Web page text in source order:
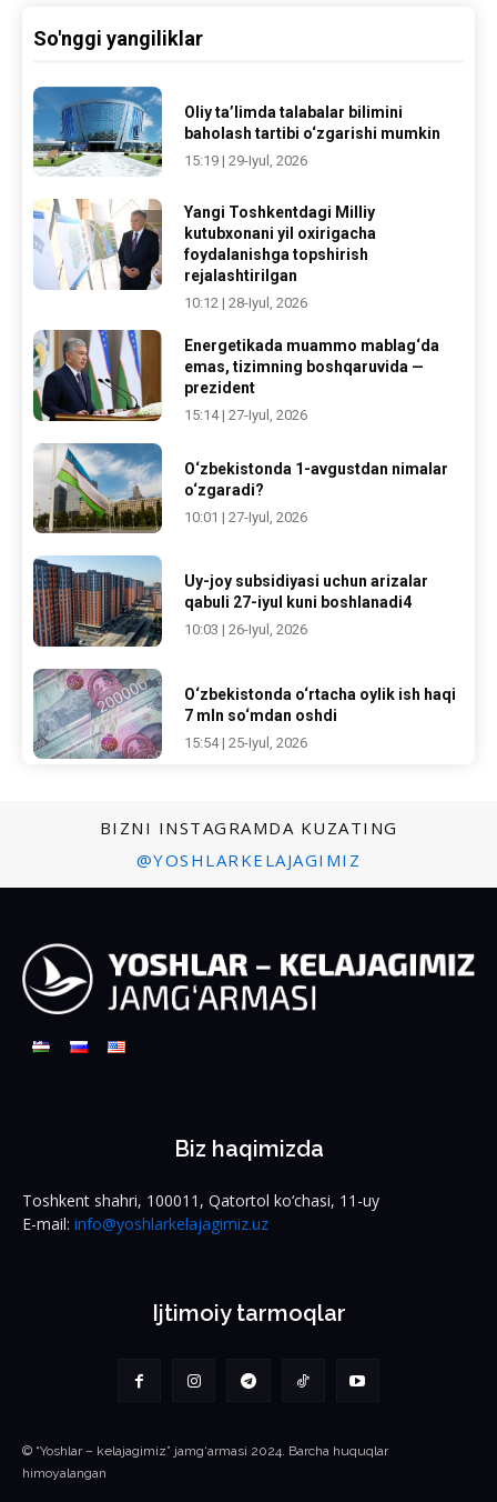
So'nggi yangiliklar
Oliy ta’limda talabalar bilimini
baholash tartibi o‘zgarishi mumkin
15:19 | 29-Iyul, 2026
Yangi Toshkentdagi Milliy
kutubxonani yil oxirigacha
foydalanishga topshirish
rejalashtirilgan
10:12 | 28-Iyul, 2026
Energetikada muammo mablag‘da
emas, tizimning boshqaruvida —
prezident
15:14 | 27-Iyul, 2026
O‘zbekistonda 1-avgustdan nimalar
o‘zgaradi?
10:01 | 27-Iyul, 2026
Uy-joy subsidiyasi uchun arizalar
qabuli 27-iyul kuni boshlanadi4
10:03 | 26-Iyul, 2026
O‘zbekistonda o‘rtacha oylik ish haqi
7 mln so‘mdan oshdi
15:54 | 25-Iyul, 2026
BIZNI INSTAGRAMDA KUZATING
@YOSHLARKELAJAGIMIZ
Biz haqimizda
Toshkent shahri, 100011, Qatortol ko‘chasi, 11-uy
E-mail: info@yoshlarkelajagimiz.uz
Ijtimoiy tarmoqlar
© “Yoshlar – kelajagimiz” jamg‘armasi 2024. Barcha huquqlar
himoyalangan